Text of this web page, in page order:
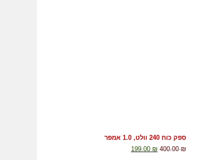
ספק כוח 240 וולט, 1.0 אמפר
400.00₪
199.00 ₪